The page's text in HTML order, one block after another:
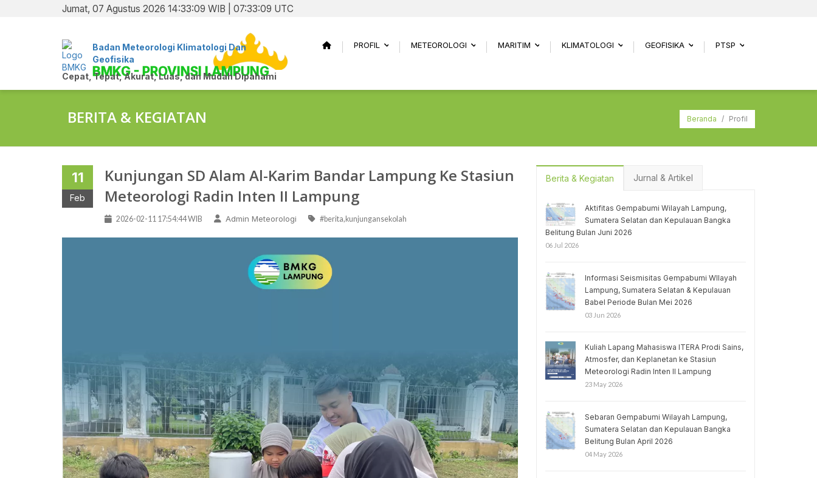
Jumat, 07 Agustus 2026 14:33:09 WIB | 07:33:09 UTC
Badan Meteorologi Klimatologi Dan
Geofisika
BMKG - PROVINSI LAMPUNG
PROFIL METEOROLOGI MARITIM KLIMATOLOGI GEOFISIKA PTSP
Cepat, Tepat, Akurat, Luas, dan Mudah Dipahami
BERITA & KEGIATAN Beranda / Profil
11
Feb
Kunjungan SD Alam Al-Karim Bandar Lampung Ke Stasiun
Meteorologi Radin Inten II Lampung
2026-02-11 17:54:44 WIB Admin Meteorologi #berita,kunjungansekolah
Berita & Kegiatan Jurnal & Artikel
Aktifitas Gempabumi Wilayah Lampung,
Sumatera Selatan dan Kepulauan Bangka
Belitung Bulan Juni 2026
06 Jul 2026
Informasi Seismisitas Gempabumi WIlayah
Lampung, Sumatera Selatan & Kepulauan
Babel Periode Bulan Mei 2026
03 Jun 2026
Kuliah Lapang Mahasiswa ITERA Prodi Sains,
Atmosfer, dan Keplanetan ke Stasiun
Meteorologi Radin Inten II Lampung
23 May 2026
Sebaran Gempabumi Wilayah Lampung,
Sumatera Selatan dan Kepulauan Bangka
Belitung Bulan April 2026
04 May 2026